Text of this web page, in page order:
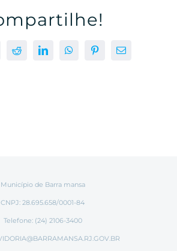
RedditLinkedInWhatsAppPinterest
E-
Município de Barra mansa
CNPJ: 28.695.658/0001-84
Telefone: (24) 2106-3400